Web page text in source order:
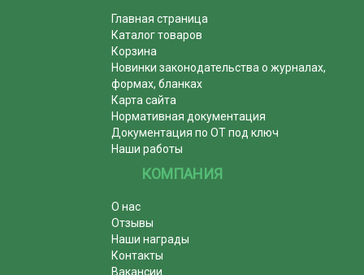
Главная страница
Каталог товаров
Корзина
Новинки законодательства о журналах,
формах, бланках
Карта сайта
Нормативная документация
Документация по ОТ под ключ
Наши работы
КОМПАНИЯ
О нас
Отзывы
Наши награды
Контакты
Вакансии